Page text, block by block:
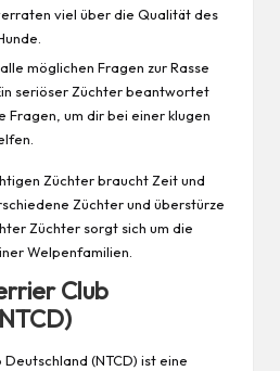
viel über die Qualität des
möglichen Fragen zur Rasse
seriöser Züchter beantwortet
Fragen, um dir bei einer klugen
Züchter braucht Zeit und
Züchter und überstürze
Züchter sorgt sich um die
Welpenfamilien.
Club
(NTCD) ist eine